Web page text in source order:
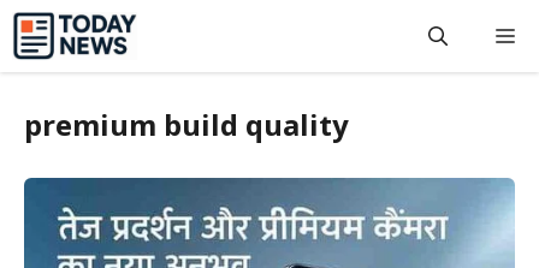
Skip
content
premium build quality